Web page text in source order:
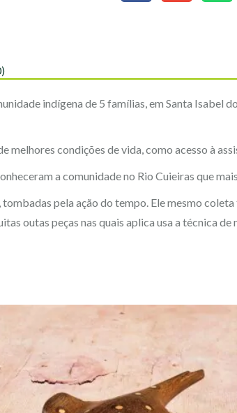
indígena de 5 famílias, em Santa Isabel
melhores condições de vida, como acesso à
a comunidade no Rio Cuieiras que
pela ação do tempo. Ele mesmo
outas peças nas quais aplica usa a técnica